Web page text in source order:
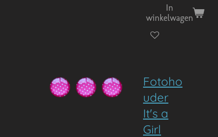
In
winkelwagen
Fotoho
uder
It's a
Girl